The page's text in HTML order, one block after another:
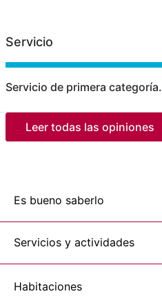
Servicio
Servicio de primera categoría.
Leer todas las opiniones
Es bueno saberlo
Servicios y actividades
Habitaciones